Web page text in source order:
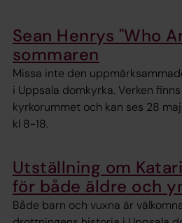
Sean Henrys "Who
sommaren
Missa inte den
i Uppsala domkyrka. Verken
kyrkorummet och kan ses 28
kl 8-18.
Utställning om
för både äldre och
Både barn och vuxna är